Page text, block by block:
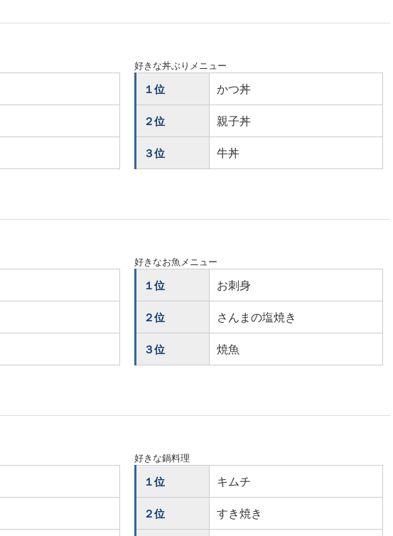
好きな丼ぶりメニュー
１位 かつ丼
２位 親子丼
３位 牛丼
好きなお魚メニュー
１位 お刺身
２位 さんまの塩焼き
３位 焼魚
好きな鍋料理
１位 キムチ
２位 すき焼き